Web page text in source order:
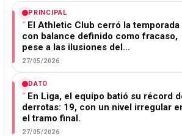
PRINCIPAL
El Athletic Club cerró la temporada
con balance definido como fracaso,
pese a las ilusiones del…
27/05/2026
DATO
En Liga, el equipo batió su récord
derrotas: 19, con un nivel irregular
el tramo final.
27/05/2026